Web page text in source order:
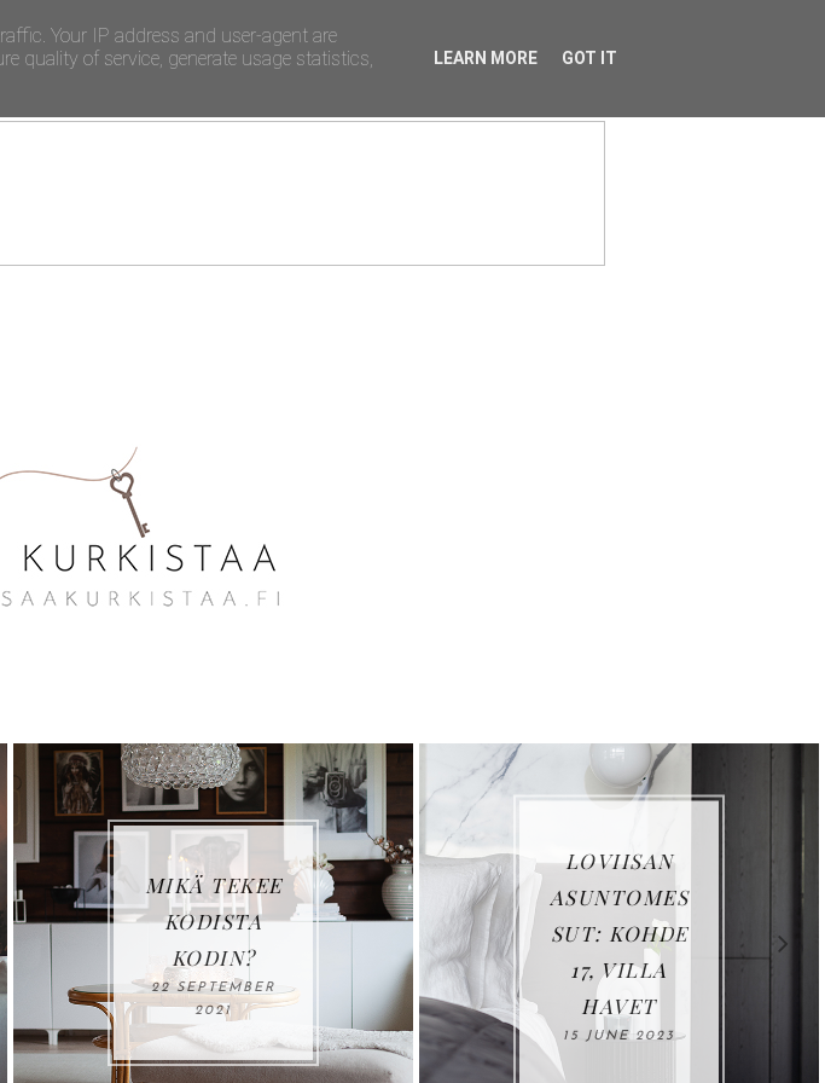
MIKÄ TEKEE
KODISTA
KODIN?
22 SEPTEMBER
2021
LOVIISAN
ASUNTOMES
SUT: KOHDE
17, VILLA
HAVET
15 JUNE 2023
Your IP address and user-agent are
quality of service, generate usage statistics,
LEARN MORE GOT IT